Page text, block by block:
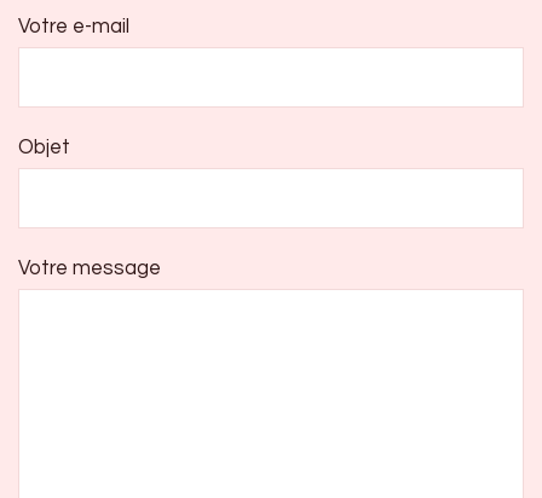
Votre e-mail
Objet
Votre message